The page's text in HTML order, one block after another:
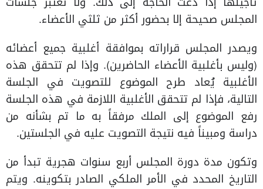
المجلس صحيحة إلا بحضور أكثر من ثلثي الأعضاء.
ويصدر المجلس قراراته بموافقة أغلبية جميع أعضائه
(وليس بأغلبية الأعضاء الحاضرين). وإذا لم تتحقق هذه
الأغلبية يُعاد طرح الموضوع للتصويت في الجلسة
التالية، فإذا لم تتحقق الأغلبية اللازمة في هذه الجلسة
رفع الموضوع إلى الملك مرفقاً به ما تم بشأنه من
دراسة ومبيناً فيه نتيجة التصويت عليه في الجلستين.
وتكون مدة دورة المجلس أربع سنوات هجرية تبدأ من
التاريخ المحدد في الأمر الملكي الصادر بتكوينه. ويتم